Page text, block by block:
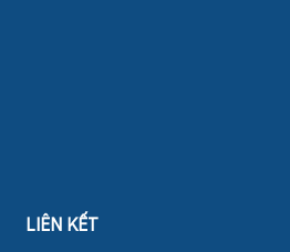
LIÊN KẾT